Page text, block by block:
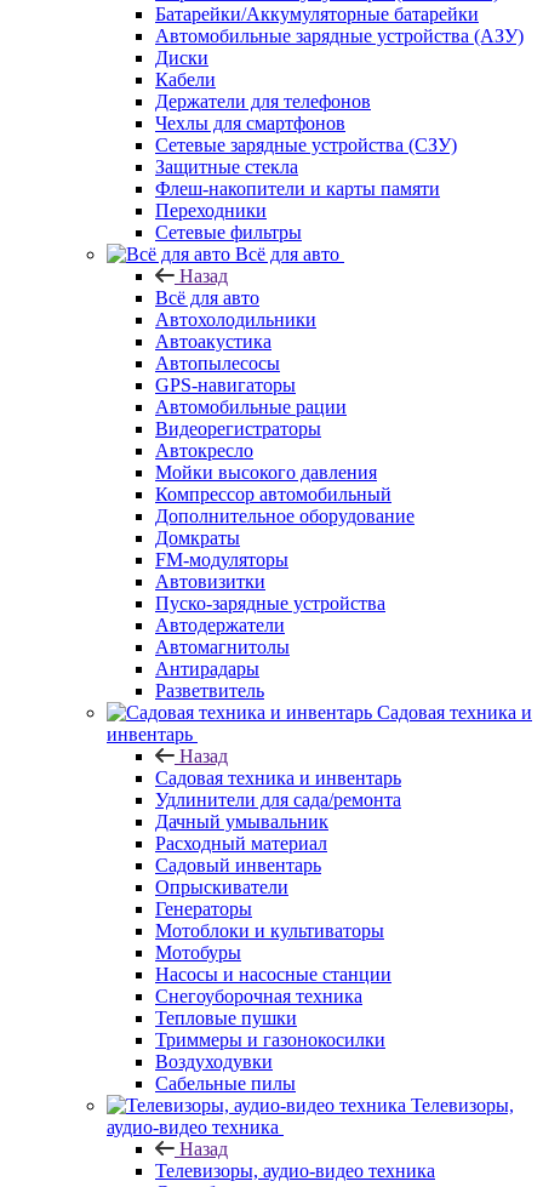
Батарейки/Аккумуляторные батарейки
Автомобильные зарядные устройства (АЗУ)
Диски
Кабели
Держатели для телефонов
Чехлы для смартфонов
Сетевые зарядные устройства (СЗУ)
Защитные стекла
Флеш-накопители и карты памяти
Переходники
Сетевые фильтры
Всё для авто
Назад
Всё для авто
Автохолодильники
Автоакустика
Автопылесосы
GPS-навигаторы
Автомобильные рации
Видеорегистраторы
Автокресло
Мойки высокого давления
Компрессор автомобильный
Дополнительное оборудование
Домкраты
FM-модуляторы
Автовизитки
Пуско-зарядные устройства
Автодержатели
Автомагнитолы
Антирадары
Разветвитель
Садовая техника и
инвентарь
Назад
Садовая техника и инвентарь
Удлинители для сада/ремонта
Дачный умывальник
Расходный материал
Садовый инвентарь
Опрыскиватели
Генераторы
Мотоблоки и культиваторы
Мотобуры
Насосы и насосные станции
Снегоуборочная техника
Тепловые пушки
Триммеры и газонокосилки
Воздуходувки
Сабельные пилы
Телевизоры,
аудио-видео техника
Назад
Телевизоры, аудио-видео техника